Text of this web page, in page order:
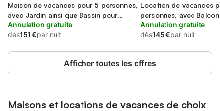
de Garde
Maison de vacances pour 5 personnes,
avec Jardin ainsi que Bassin pour
enfant et Vue sur le lac
Annulation gratuite
dès151 €par nuit
de Garde
Location de vacances
personnes, avec
Annulation gratuite
dès145 €par nuit
Afficher toutes les offres
Maisons et locations de vacances de choix